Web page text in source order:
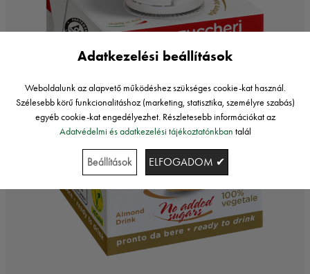
Adatkezelési beállítások
Weboldalunk az alapvető működéshez szükséges cookie-kat használ.
Szélesebb körű funkcionalitáshoz (marketing, statisztika, személyre szabás)
egyéb cookie-kat engedélyezhet. Részletesebb információkat az
Adatvédelmi és adatkezelési tájékoztatónkban talál
Beállítások ELFOGADOM ✔